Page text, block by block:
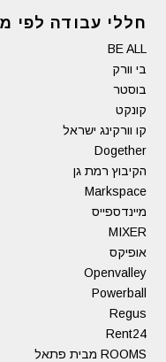
חללי עבודה לפי
BE ALL
בי וורק
בוסטר
קונקט
קו וורקינג ישראל
Dogether
הקיבוץ רמת גן
Markspace
מיינדספייס
MIXER
אופיקס
Openvalley
Powerball
Regus
Rent24
ROOMS מבית פתאל